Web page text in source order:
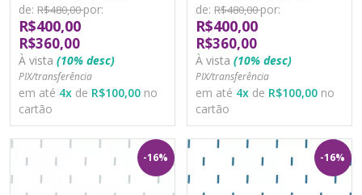
de: R$480,00por:
R$400,00
R$360,00
À vista (10% desc)
PIX/transferência
em até 4x de R$100,00 no
cartão
de: R$480,00por:
R$400,00
R$360,00
À vista (10% desc)
PIX/transferência
em até 4x de R$100,00 no
cartão
-16% -16%